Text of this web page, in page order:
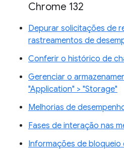
Chrome 132
Depurar solicitações de
rastreamentos de
Conferir o histórico de
Gerenciar o
"Application" > "Storage"
Melhorias de
Fases de interação nas
Informações de bloqueio